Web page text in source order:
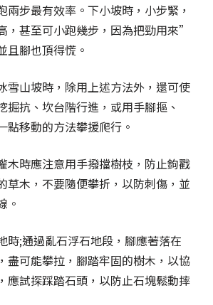
兩步最有效率。下小坡時，小步緊，
，甚至可小跑幾步，因為把勁用來”
腳也頂得慌。
雪山坡時，除用上述方法外，還可使
掘抗、坎台階行進，或用手腳摳、
點移動的方法攀援爬行。
木時應注意用手撥擋樹枝，防止鉤戳
草木，不要隨便攀折，以防刺傷，並
。
時;通過亂石浮石地段，腳應著落在
盡可能攀拉，腳踏牢固的樹木，以協
應試探踩踏石頭，以防止石塊鬆動摔